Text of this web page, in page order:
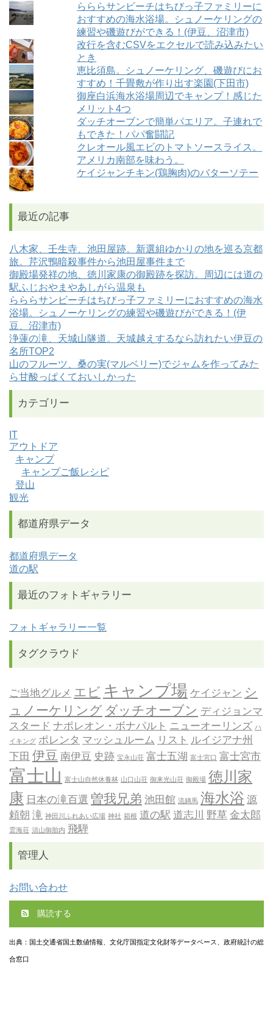
らららサンビーチはちびっ子ファミリーに
おすすめの海水浴場。シュノーケリングの
練習や磯遊びができる！(伊豆、沼津市)
改行を含むCSVをエクセルで読み込みたい
とき
恵比須島。シュノーケリング、磯遊びにお
すすめ！千畳敷が作り出す楽園(下田市)
御座白浜海水浴場周辺でキャンプ！感じた
メリット4つ
ダッチオーブンで簡単パエリア。子連れで
もできた！パパ奮闘記
クレオール風エビのトマトソースライス。
アメリカ南部を味わう。
ケイジャンチキン(鶏胸肉)のバターソテー
最近の記事
八木家、壬生寺、池田屋跡。新選組ゆかりの地を巡る京都
旅。芹沢鴨暗殺事件から池田屋事件まで
御殿場発祥の地、徳川家康の御殿跡を探訪。周辺には道の
駅ふじおやまやあしがら温泉も
らららサンビーチはちびっ子ファミリーにおすすめの海水
浴場。シュノーケリングの練習や磯遊びができる！(伊
豆、沼津市)
浄蓮の滝、天城山隧道。天城越えするなら訪れたい伊豆の
名所TOP2
山のフルーツ、桑の実(マルベリー)でジャムを作ってみた
ら甘酸っぱくておいしかった
カテゴリー
IT
アウトドア
キャンプ
キャンプご飯レシピ
登山
観光
都道府県データ
都道府県データ
道の駅
最近のフォトギャラリー
フォトギャラリー一覧
タグクラウド
ご当地グルメ エビ キャンプ場 ケイジャン シ
ュノーケリング ダッチオーブン ディジョンマ
スタード ナポレオン・ボナパルト ニューオーリンズ ハ
イキング ポレンタ マッシュルーム リスト ルイジアナ州
下田 伊豆 南伊豆 史跡 宝永山荘 富士五湖 富士宮口 富士宮市
富士山 富士山自然休養林 山口山荘 御来光山荘 御殿場 徳川家
康 日本の滝百選 曽我兄弟 池田館 流鏑馬 海水浴 源
頼朝 滝 神田川ふれあい広場 神社 箱根 道の駅 道志川 野草 金太郎
雲海荘 須山御胎内 飛騨
管理人
お問い合わせ
購読する
出典：国土交通省国土数値情報、文化庁国指定文化財等データベース、政府統計の総
合窓口